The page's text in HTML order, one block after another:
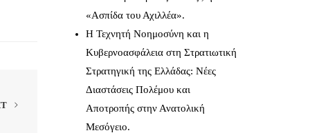
«Ασπίδα του Αχιλλέα».
Η Τεχνητή Νοημοσύνη και η
Κυβερνοασφάλεια στη Στρατιωτική
Στρατηγική της Ελλάδας: Νέες
Διαστάσεις Πολέμου και
Αποτροπής στην Ανατολική
Μεσόγειο.